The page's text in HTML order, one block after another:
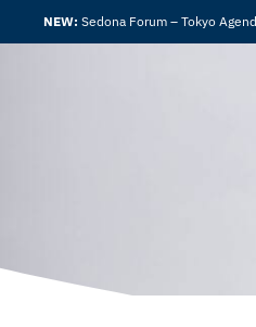
NEW: Sedona Forum – Tokyo